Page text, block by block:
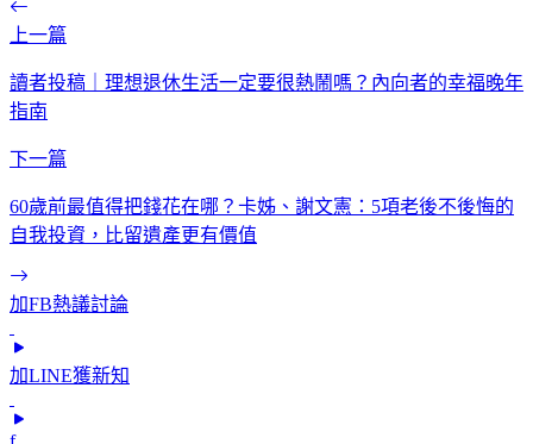
上一篇
讀者投稿｜理想退休生活一定要很熱鬧嗎？內向者的幸福晚年
指南
下一篇
60歲前最值得把錢花在哪？卡姊、謝文憲：5項老後不後悔的
自我投資，比留遺產更有價值
加FB熱議討論
加LINE獲新知